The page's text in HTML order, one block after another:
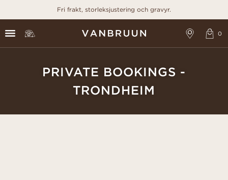
Fri frakt, storleksjustering och gravyr.
PRIVATE BOOKINGS -
TRONDHEIM